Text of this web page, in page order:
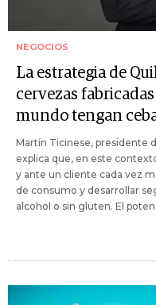
NEGOCIOS
La estrategia de
cervezas
mundo tengan
Martín Ticinese, presidente
explica que, en este
y ante un cliente cada vez
de consumo y desarrollar
alcohol o sin gluten. El